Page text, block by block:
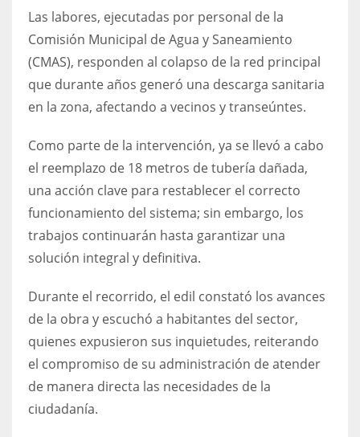
Las labores, ejecutadas por personal de la
Comisión Municipal de Agua y Saneamiento
(CMAS), responden al colapso de la red principal
que durante años generó una descarga sanitaria
en la zona, afectando a vecinos y transeúntes.
Como parte de la intervención, ya se llevó a cabo
el reemplazo de 18 metros de tubería dañada,
una acción clave para restablecer el correcto
funcionamiento del sistema; sin embargo, los
trabajos continuarán hasta garantizar una
solución integral y definitiva.
Durante el recorrido, el edil constató los avances
de la obra y escuchó a habitantes del sector,
quienes expusieron sus inquietudes, reiterando
el compromiso de su administración de atender
de manera directa las necesidades de la
ciudadanía.